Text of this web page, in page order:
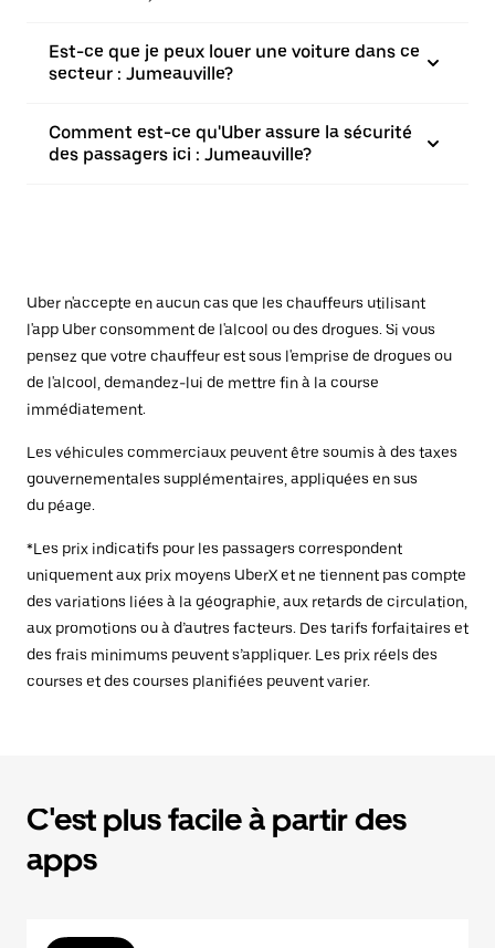
Est-ce que je peux louer une voiture dans ce
secteur : Jumeauville?
Comment est-ce qu'Uber assure la sécurité
des passagers ici : Jumeauville?
Uber n'accepte en aucun cas que les chauffeurs utilisant
l'app Uber consomment de l'alcool ou des drogues. Si vous
pensez que votre chauffeur est sous l'emprise de drogues ou
de l'alcool, demandez-lui de mettre fin à la course
immédiatement.
Les véhicules commerciaux peuvent être soumis à des taxes
gouvernementales supplémentaires, appliquées en sus
du péage.
*Les prix indicatifs pour les passagers correspondent
uniquement aux prix moyens UberX et ne tiennent pas compte
des variations liées à la géographie, aux retards de circulation,
aux promotions ou à d’autres facteurs. Des tarifs forfaitaires et
des frais minimums peuvent s’appliquer. Les prix réels des
courses et des courses planifiées peuvent varier.
C'est plus facile à partir des
apps